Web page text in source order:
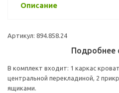
Описание
Артикул: 894.858.24
Подробнее
В комплект входит: 1 каркас
центральной перекладиной, 2
ящиками.